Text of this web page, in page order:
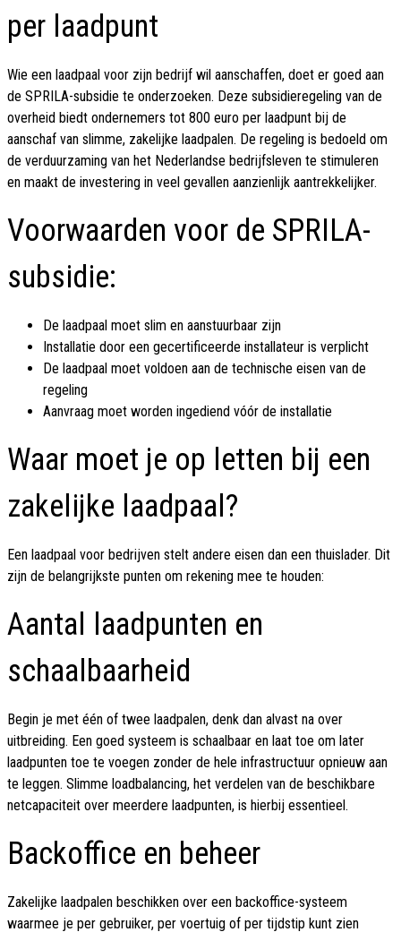
per laadpunt
Wie een laadpaal voor zijn bedrijf wil aanschaffen, doet er goed aan
de SPRILA-subsidie te onderzoeken. Deze subsidieregeling van de
overheid biedt ondernemers tot 800 euro per laadpunt bij de
aanschaf van slimme, zakelijke laadpalen. De regeling is bedoeld om
de verduurzaming van het Nederlandse bedrijfsleven te stimuleren
en maakt de investering in veel gevallen aanzienlijk aantrekkelijker.
Voorwaarden voor de SPRILA-
subsidie:
De laadpaal moet slim en aanstuurbaar zijn
Installatie door een gecertificeerde installateur is verplicht
De laadpaal moet voldoen aan de technische eisen van de
regeling
Aanvraag moet worden ingediend vóór de installatie
Waar moet je op letten bij een
zakelijke laadpaal?
Een laadpaal voor bedrijven stelt andere eisen dan een thuislader. Dit
zijn de belangrijkste punten om rekening mee te houden:
Aantal laadpunten en
schaalbaarheid
Begin je met één of twee laadpalen, denk dan alvast na over
uitbreiding. Een goed systeem is schaalbaar en laat toe om later
laadpunten toe te voegen zonder de hele infrastructuur opnieuw aan
te leggen. Slimme loadbalancing, het verdelen van de beschikbare
netcapaciteit over meerdere laadpunten, is hierbij essentieel.
Backoffice en beheer
Zakelijke laadpalen beschikken over een backoffice-systeem
waarmee je per gebruiker, per voertuig of per tijdstip kunt zien